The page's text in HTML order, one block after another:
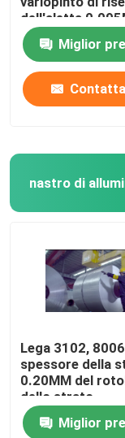
dell'aletta
con la varia
Miglior
nastro di
Lega 3102,
spessore della
0.20MM del
dello strato
dell'alluminio
Miglior